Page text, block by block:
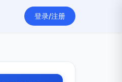
登录/注册